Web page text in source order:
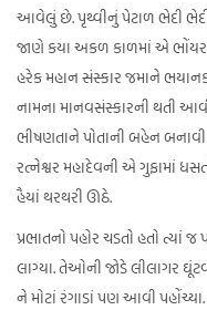
આવેલું છે. પૃથ્વીનું પેટાળ ભેદી
જાણે કયા અકળ કાળમાં એ
હરેક મહાન સંસ્કાર જમાને
નામના માનવસંસ્કારની થતી
ભીષણતાને પોતાની બહેન બનાવી
રત્નેશ્વર મહાદેવની એ ગુફામાં
હૈયાં થરથરી ઊઠે.
પ્રભાતનો પહોર ચડતો હતો ત્યાં
લાગ્યા. તેઓની જોડે લીલાગર
ને મોટાં રંગાડાં પણ આવી પહોંચ્યા.